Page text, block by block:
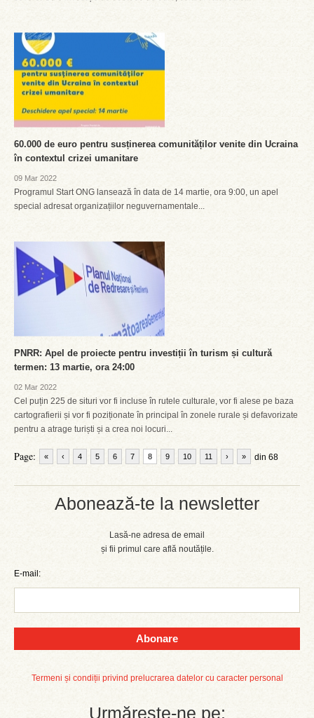
Abonează-te la newsletter
Lasă-ne adresa de email
și fii primul care află noutățile.
E-mail:
Abonare
Termeni și condiții privind prelucrarea datelor cu caracter personal
Urmărește-ne pe:
60.000 de euro pentru susținerea comunităților venite din Ucraina
în contextul crizei umanitare
09 Mar 2022
Programul Start ONG lansează în data de 14 martie, ora 9:00, un apel
special adresat organizațiilor neguvernamentale...
PNRR: Apel de proiecte pentru investiții în turism și cultură
termen: 13 martie, ora 24:00
02 Mar 2022
Cel puțin 225 de situri vor fi incluse în rutele culturale, vor fi alese pe baza
cartografierii și vor fi poziționate în principal în zonele rurale și defavorizate
pentru a atrage turiști și a crea noi locuri...
Page: « ‹ 4 5 6 7 8 9 10 11 din 68
› »